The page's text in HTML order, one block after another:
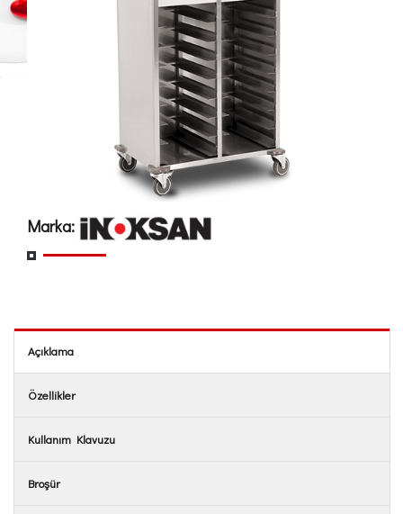
Marka:
Açıklama
Özellikler
Kullanım Klavuzu
Broşür